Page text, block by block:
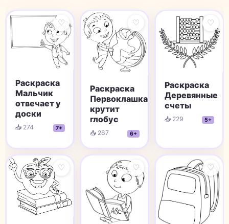
♡
Раскраска
Мальчик
отвечает у
доски
📥 274 7+
♡
Раскраска
Первоклашка
крутит
глобус
📥 267 6+
♡
Раскраска
Деревянные
счеты
📥 229 5+
♡ ♡ ♡